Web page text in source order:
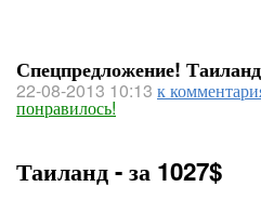
Спецпредложение! Таиланд
22-08-2013 10:13 к
понравилось!
Таиланд - за 1027$